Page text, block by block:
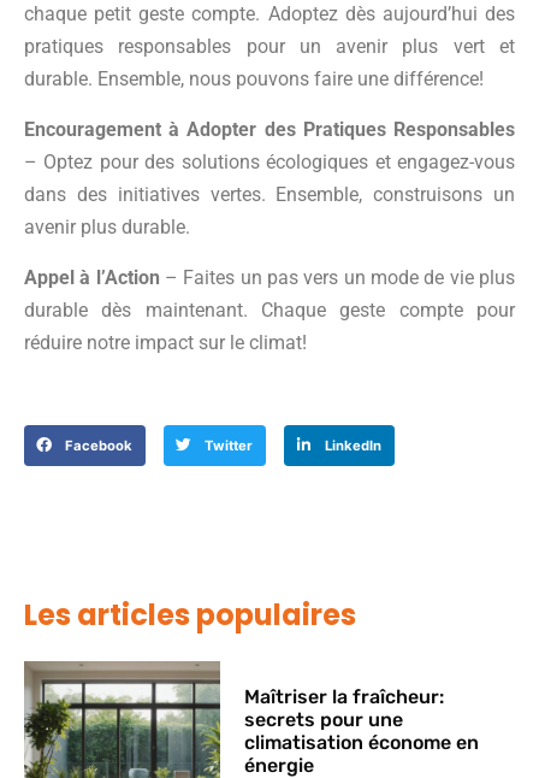
chaque petit geste compte. Adoptez dès aujourd’hui des
pratiques responsables pour un avenir plus vert et
durable. Ensemble, nous pouvons faire une différence!
Encouragement à Adopter des Pratiques Responsables
– Optez pour des solutions écologiques et engagez-vous
dans des initiatives vertes. Ensemble, construisons un
avenir plus durable.
Appel à l’Action – Faites un pas vers un mode de vie plus
durable dès maintenant. Chaque geste compte pour
réduire notre impact sur le climat!
Facebook Twitter LinkedIn
Les articles populaires
Maîtriser la fraîcheur:
secrets pour une
climatisation économe en
énergie